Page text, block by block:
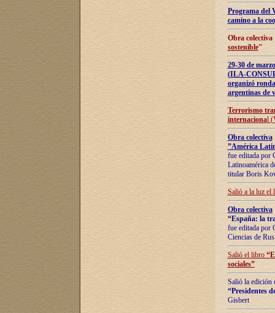
Programa del
camino a la
Obra
sostenible"
29-30 de
(ILA-
organizó
argentinas de
Terrorismo
internacional
Obra colectiva
”América
fue editada por
Latinoamérica
titular Boris
Salió a la luz el
Obra colectiva
“España: la
fue editada por
Ciencias de
Salió el libro “
sociales”
Salió la edición
“Presidentes
Gisbert